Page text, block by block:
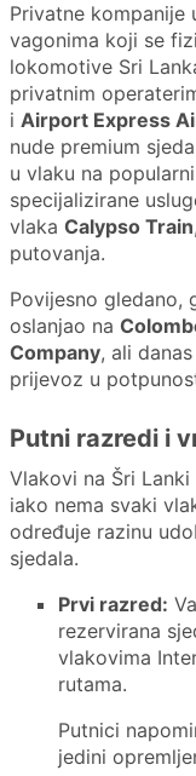
Privatne kompanije
vagonima koji se
lokomotive Sri
privatnim
i Airport Express
nude premium
u vlaku na
specijalizirane
vlaka Calypso Train
putovanja.
Povijesno gledano,
oslanjao na
Company, ali
prijevoz u
Putni razredi i
Vlakovi na Šri
iako nema svaki
određuje razinu
sjedala.
Prvi razred:
rezervirana
vlakovima
rutama.
Putnici
jedini